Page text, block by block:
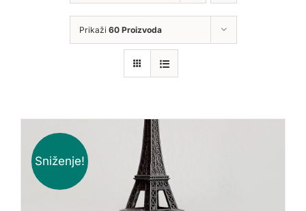
Prikaži 60 Proizvoda
Sniženje!